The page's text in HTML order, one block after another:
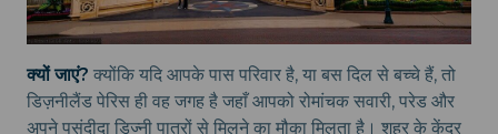
क्यों जाएं? क्योंकि यदि आपके पास परिवार है, या बस दिल से बच्चे हैं, तो
डिज़नीलैंड पेरिस ही वह जगह है जहाँ आपको रोमांचक सवारी, परेड और
अपने पसंदीदा डिज्नी पात्रों से मिलने का मौका मिलता है। शहर के केंद्र